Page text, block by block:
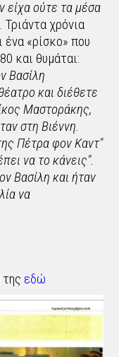
είχα ούτε τα μέσα
Τριάντα χρόνια
ένα «ρίσκο» που
και θυμάται:
Βασίλη
και διέθετε
Μαστοράκης,
στη Βιέννη.
Πέτρα φον Καντ"
να το κάνεις".
Βασίλη και ήταν
να
εδώ